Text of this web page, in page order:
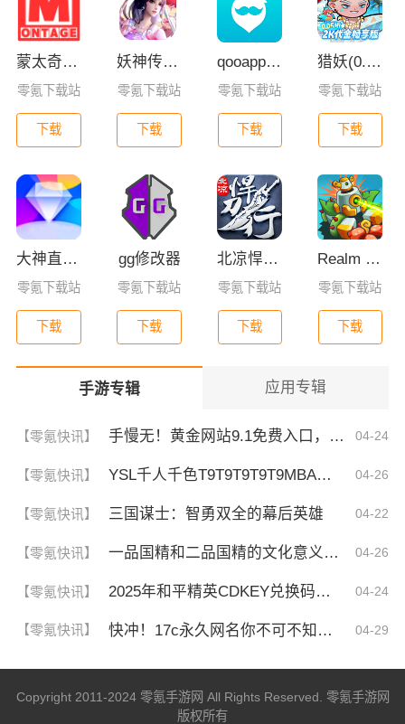
蒙太奇影视2025最新版本下载
零氪下载站
下载
妖神传GM版
零氪下载站
下载
qooapp安卓版
零氪下载站
下载
猎妖(0.05折2K代金畅享版)
零氪下载站
下载
大神直播app最新版下载
零氪下载站
下载
gg修改器
零氪下载站
下载
北凉悍刀行九游版
零氪下载站
下载
Realm Defense安卓版
零氪下载站
下载
手游专辑 应用专辑
【零氪快讯】 手慢无！黄金网站9.1免费入口，揭秘这波稳了的福利！ 04-24
【零氪快讯】 YSL千人千色T9T9T9T9T9MBA！揭秘背后的设计秘密，难怪网友都在疯传！ 04-26
【零氪快讯】 三国谋士：智勇双全的幕后英雄 04-22
【零氪快讯】 一品国精和二品国精的文化意义！为何他们如此独特？你绝对不知道的深层背景 04-26
【零氪快讯】 2025年和平精英CDKEY兑换码领取方法及使用技巧 04-24
【零氪快讯】 快冲！17c永久网名你不可不知的3大秘诀！| 成为网名大神的终极指南 04-29
Copyright 2011-2024 零氪手游网 All Rights Reserved. 零氪手游网
版权所有